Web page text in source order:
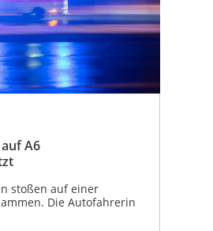
A6
stoßen auf einer
Die Autofahrerin